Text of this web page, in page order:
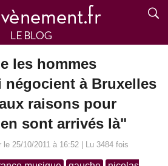
les hommes
à Bruxelles
raisons pour
sont arrivés là"
le 25/10/2011 à 16:52 | Lu 3484 fois